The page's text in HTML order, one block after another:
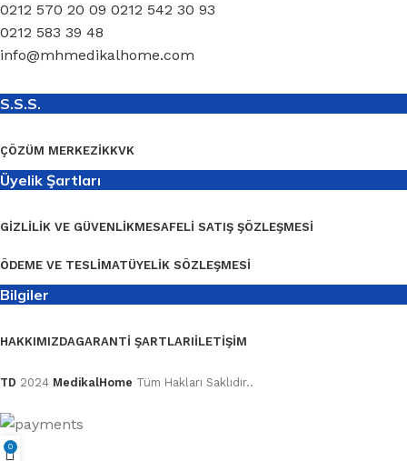
0212 570 20 09 0212 542 30 93
0212 583 39 48
info@mhmedikalhome.com
S.S.S.
ÇÖZÜM MERKEZIKKVK
Üyelik Şartları
GIZLILIK VE GÜVENLIKMESAFELI SATIŞ ŞÖZLEŞMESI
ÖDEME VE TESLIMATÜYELIK SÖZLEŞMESI
Bilgiler
HAKKIMIZDAGARANTI ŞARTLARIİLETIŞIM
TD 2024 MedikalHome Tüm Hakları Saklıdır..
0